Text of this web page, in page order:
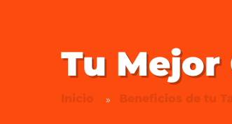
Tu
Inicio Beneficios de tu